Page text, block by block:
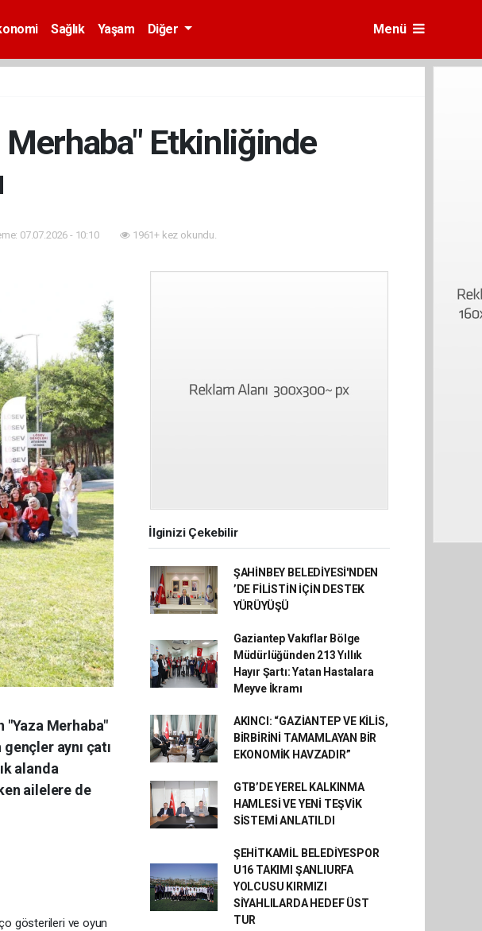
Sağlık Yaşam Diğer Menü
Merhaba" Etkinliğinde
07.07.2026 - 10:10 1961+ kez okundu.
"Yaza Merhaba"
aynı çatı
alanda
ailelere de
gösterileri ve oyun
İlginizi Çekebilir
ŞAHİNBEY BELEDİYESİ'NDEN
’DE FİLİSTİN İÇİN DESTEK
YÜRÜYÜŞÜ
Gaziantep Vakıflar Bölge
Müdürlüğünden 213 Yıllık
Hayır Şartı: Yatan Hastalara
Meyve İkramı
AKINCI: “GAZİANTEP VE KİLİS,
BİRBİRİNİ TAMAMLAYAN BİR
EKONOMİK HAVZADIR”
GTB’DE YEREL KALKINMA
HAMLESİ VE YENİ TEŞVİK
SİSTEMİ ANLATILDI
ŞEHİTKAMİL BELEDİYESPOR
U16 TAKIMI ŞANLIURFA
YOLCUSU KIRMIZI
SİYAHLILARDA HEDEF ÜST
TUR